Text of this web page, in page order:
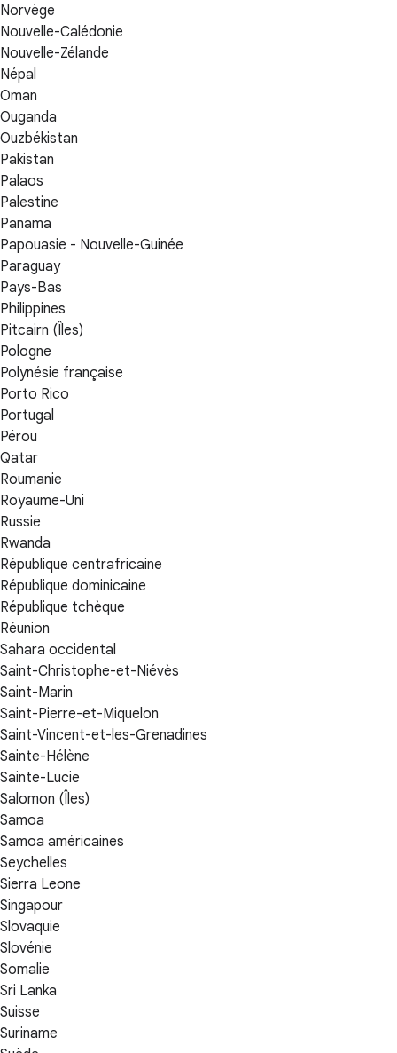
Norvège
Nouvelle-Calédonie
Nouvelle-Zélande
Népal
Oman
Ouganda
Ouzbékistan
Pakistan
Palaos
Palestine
Panama
Papouasie - Nouvelle-Guinée
Paraguay
Pays-Bas
Philippines
Pitcairn (Îles)
Pologne
Polynésie française
Porto Rico
Portugal
Pérou
Qatar
Roumanie
Royaume-Uni
Russie
Rwanda
République centrafricaine
République dominicaine
République tchèque
Réunion
Sahara occidental
Saint-Christophe-et-Niévès
Saint-Marin
Saint-Pierre-et-Miquelon
Saint-Vincent-et-les-Grenadines
Sainte-Hélène
Sainte-Lucie
Salomon (Îles)
Samoa
Samoa américaines
Seychelles
Sierra Leone
Singapour
Slovaquie
Slovénie
Somalie
Sri Lanka
Suisse
Suriname